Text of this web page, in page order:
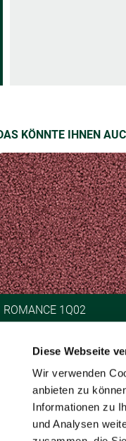
Diese Webseite
Wir verwenden
anbieten zu
Informationen zu
und Analysen
KÖNNTE IHNEN
ROMANCE 1Q02